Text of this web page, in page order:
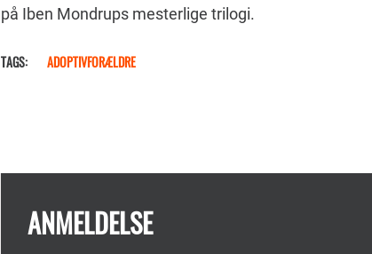
på Iben Mondrups mesterlige trilogi.
TAGS ADOPTIVFORÆLDRE
ANMELDELSE